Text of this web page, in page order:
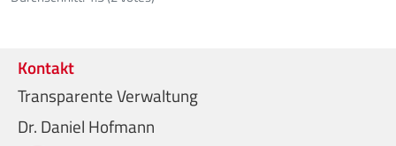
Kontakt
Transparente Verwaltung
Dr. Daniel Hofmann